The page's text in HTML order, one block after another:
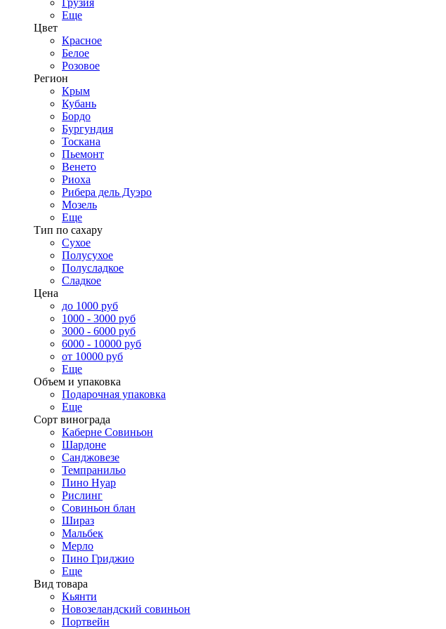
Грузия
Еще
Цвет
Красное
Белое
Розовое
Регион
Крым
Кубань
Бордо
Бургундия
Тоскана
Пьемонт
Венето
Риоха
Рибера дель Дуэро
Мозель
Еще
Тип по сахару
Сухое
Полусухое
Полусладкое
Сладкое
Цена
до 1000 руб
1000 - 3000 руб
3000 - 6000 руб
6000 - 10000 руб
от 10000 руб
Еще
Объем и упаковка
Подарочная упаковка
Еще
Сорт винограда
Каберне Совиньон
Шардоне
Санджовезе
Темпранильо
Пино Нуар
Рислинг
Совиньон блан
Шираз
Мальбек
Мерло
Пино Гриджио
Еще
Вид товара
Кьянти
Новозеландский совиньон
Портвейн